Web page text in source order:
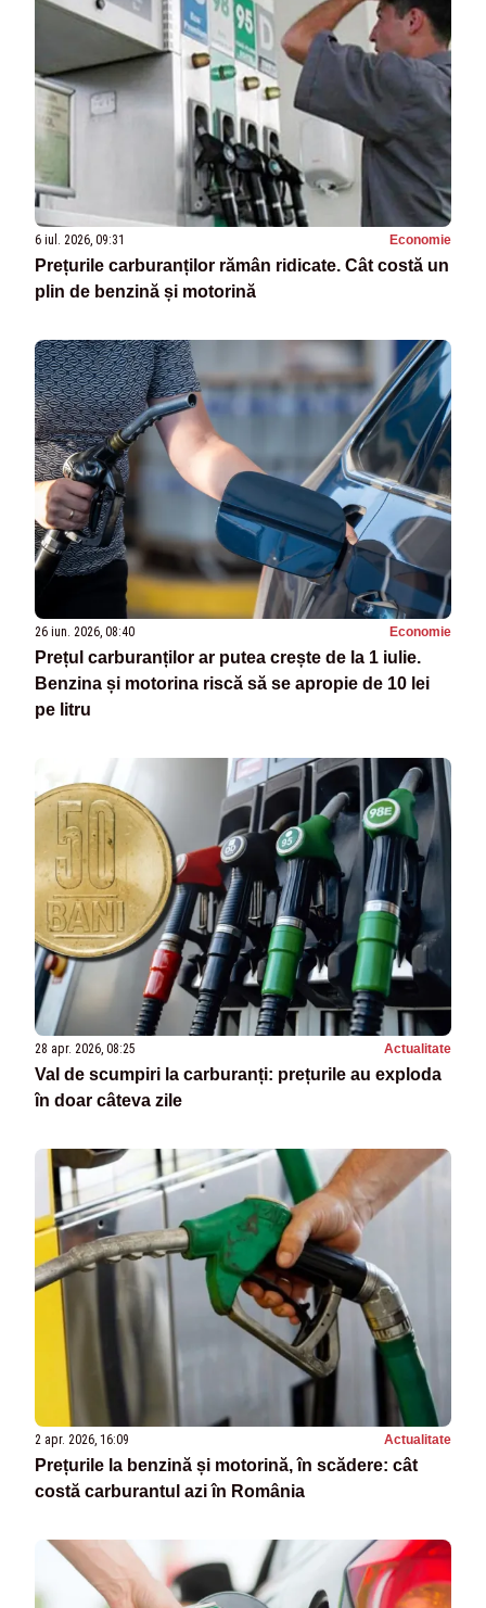
6 iul. 2026, 09:31 Economie
Prețurile carburanților rămân ridicate. Cât costă un
plin de benzină și motorină
26 iun. 2026, 08:40 Economie
Prețul carburanților ar putea crește de la 1 iulie.
Benzina și motorina riscă să se apropie de 10 lei
pe litru
28 apr. 2026, 08:25 Actualitate
Val de scumpiri la carburanți: prețurile au exploda
în doar câteva zile
2 apr. 2026, 16:09 Actualitate
Prețurile la benzină și motorină, în scădere: cât
costă carburantul azi în România